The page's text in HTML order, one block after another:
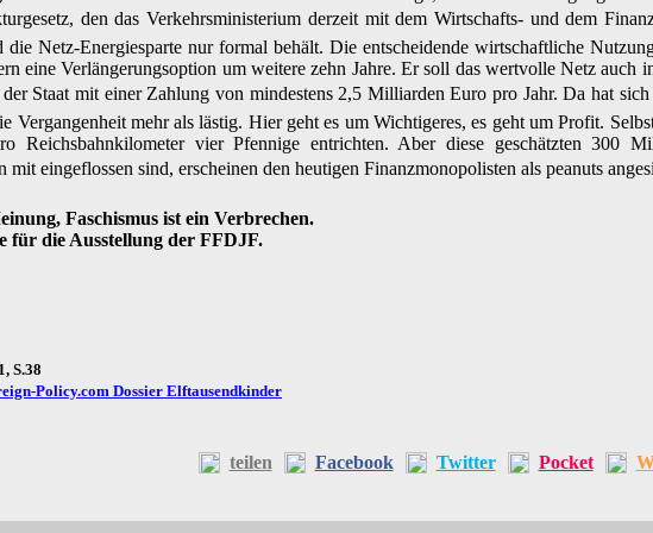
den das Verkehrsministerium derzeit mit dem Wirtschafts- und dem
die Netz-Energiesparte nur formal behält. Die entscheidende wirtschaftliche
eine Verlängerungsoption um weitere zehn Jahre. Er soll das wertvolle Netz
Staat mit einer Zahlung von mindestens 2,5 Milliarden Euro pro Jahr. Da hat sich Mehdorn
Vergangenheit mehr als lästig. Hier geht es um Wichtigeres, es geht um Profit.
Reichsbahnkilometer vier Pfennige entrichten. Aber diese geschätzten 300
mit eingeflossen sind, erscheinen den heutigen Finanzmonopolisten als peanuts
Faschismus ist ein Verbrechen.
für die Ausstellung der FFDJF.
S.38
Policy.com Dossier Elftausendkinder
teilen Facebook Twitter Pocket